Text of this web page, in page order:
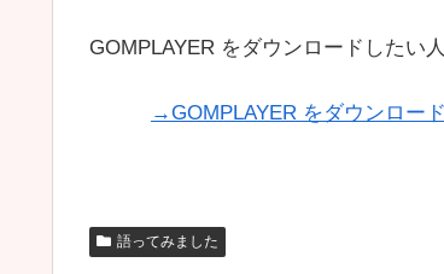
GOMPLAYER をダウンロードしたい
→GOMPLAYER をダウンロー
語ってみました